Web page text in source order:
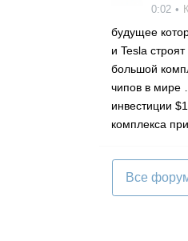
0:02 •
будущее
и Tesla
большой
чипов в мире
инвестиции
комплекса
Все